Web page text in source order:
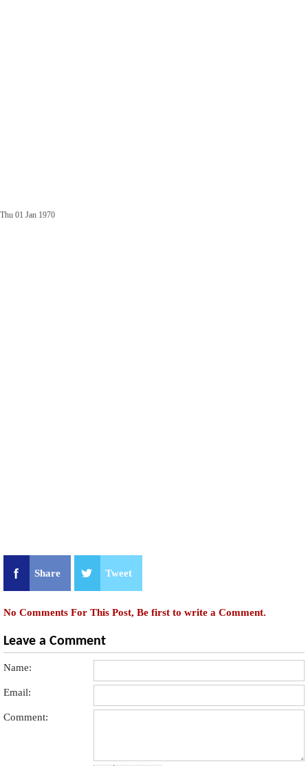
Thu 01 Jan 1970
Share Tweet
No Comments For This Post, Be first to write a Comment.
Leave a Comment
Name:
Email:
Comment: